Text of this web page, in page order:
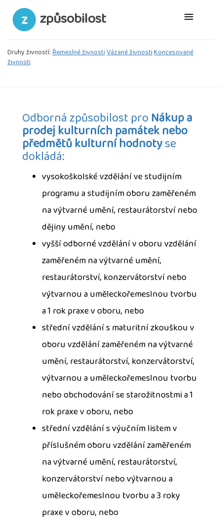
způsobilost
Druhy živností:Řemeslné živnostiVázané živnostiKoncesované
živnosti
Odborná způsobilost pro Nákup a
prodej kulturních památek nebo
předmětů kulturní hodnotyse
dokládá:
vysokoškolské vzdělání ve studijním
programu a studijním oboru zaměřeném
na výtvarné umění, restaurátorství nebo
dějiny umění, nebo
vyšší odborné vzdělání v oboru vzdělání
zaměřeném na výtvarné umění,
restaurátorství, konzervátorství nebo
výtvarnou a uměleckořemeslnou tvorbu
a 1 rok praxe v oboru, nebo
střední vzdělání s maturitní zkouškou v
oboru vzdělání zaměřeném na výtvarné
umění, restaurátorství, konzervátorství,
výtvarnou a uměleckořemeslnou tvorbu
nebo obchodování se starožitnostmi a 1
rok praxe v oboru, nebo
střední vzdělání s výučním listem v
příslušném oboru vzdělání zaměřeném
na výtvarné umění, restaurátorství,
konzervátorství nebo výtvarnou a
uměleckořemeslnou tvorbu a 3 roky
praxe v oboru, nebo